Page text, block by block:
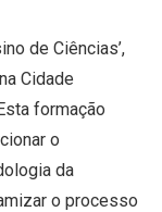
de Ciências’,
Cidade
formação
o
da
o processo